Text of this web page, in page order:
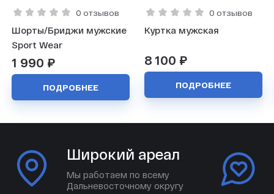
0 отзывов
Шорты/Бриджи мужские
Sport Wear
1 990 ₽
ПОДРОБНЕЕ
0 отзывов
Куртка мужская
8 100 ₽
ПОДРОБНЕЕ
Широкий ареал
Мы работаем по всему
Дальневосточному округу